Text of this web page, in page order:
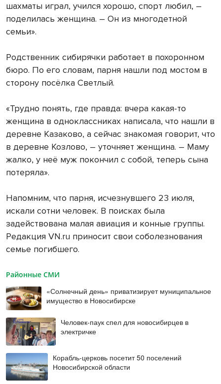
шахматы играл, учился хорошо, спорт любил, –
поделилась женщина. – Он из многодетной
семьи».
Родственник сибирячки работает в похоронном
бюро. По его словам, парня нашли под мостом в
сторону посёлка Светлый.
«Трудно понять, где правда: вчера какая-то
женщина в одноклассниках написала, что нашли в
деревне Казаково, а сейчас знакомая говорит, что
в деревне Козлово, – уточняет женщина. – Маму
жалко, у неё муж покончил с собой, теперь сына
потеряла».
Напомним, что парня, исчезнувшего 23 июля,
искали сотни человек. В поисках была
задействована малая авиация и конные группы.
Редакция VN.ru приносит свои соболезнования
семье погибшего.
Районные СМИ
«Солнечный день» приватизирует муниципальное
имущество в Новосибирске
Человек-паук спел для новосибирцев в
электричке
Корабль-церковь посетит 50 поселений
Новосибирской области